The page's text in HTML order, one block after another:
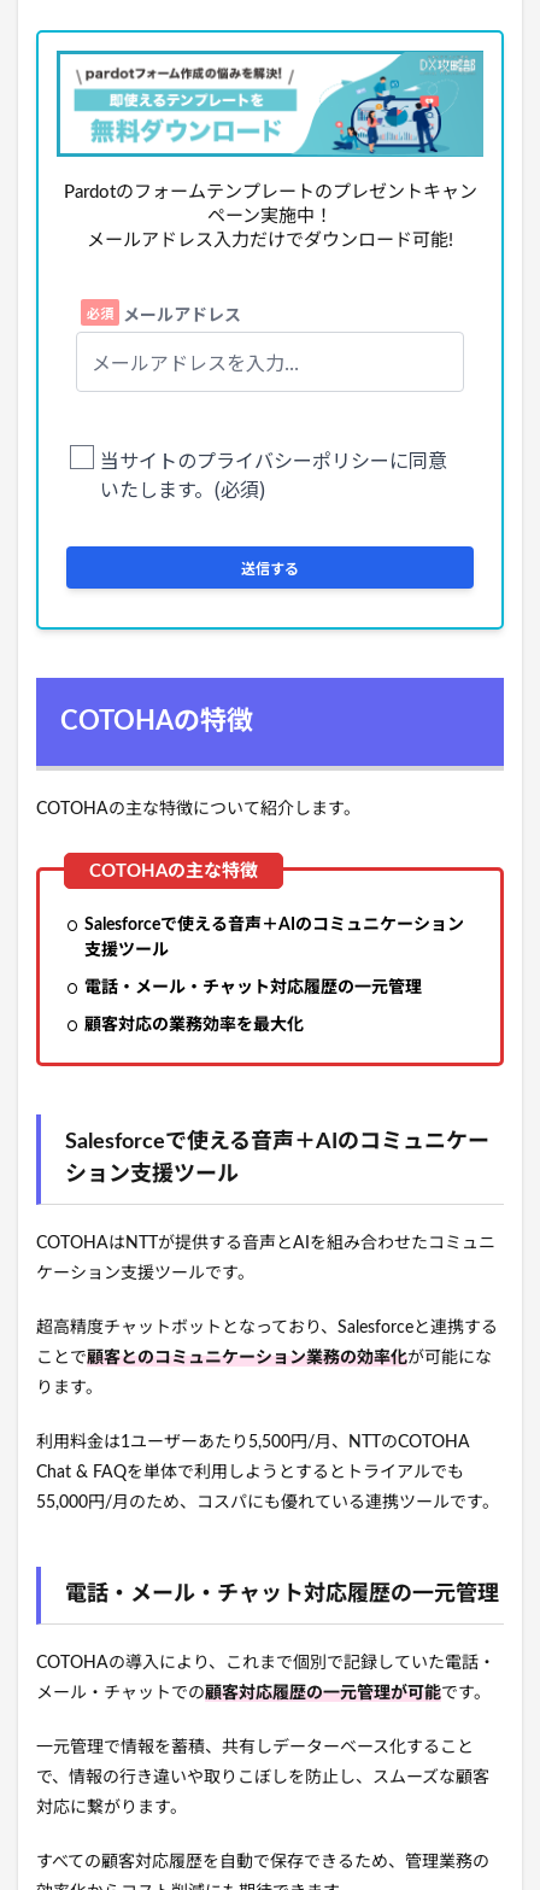
Pardotのフォームテンプレートのプレゼントキャン
ペーン実施中！
メールアドレス入力だけでダウンロード可能!
COTOHAの特徴
COTOHAの主な特徴について紹介します。
Salesforceで使える音声＋AIのコミュニケーション
支援ツール
電話・メール・チャット対応履歴の一元管理
顧客対応の業務効率を最大化
Salesforceで使える音声＋AIのコミュニケー
ション支援ツール
COTOHAはNTTが提供する音声とAIを組み合わせたコミュニ
ケーション支援ツールです。
超高精度チャットボットとなっており、Salesforceと連携する
ことで顧客とのコミュニケーション業務の効率化が可能にな
ります。
利用料金は1ユーザーあたり5,500円/月、NTTのCOTOHA
Chat & FAQを単体で利用しようとするとトライアルでも
55,000円/月のため、コスパにも優れている連携ツールです。
電話・メール・チャット対応履歴の一元管理
COTOHAの導入により、これまで個別で記録していた電話・
メール・チャットでの顧客対応履歴の一元管理が可能です。
一元管理で情報を蓄積、共有しデーターベース化すること
で、情報の行き違いや取りこぼしを防止し、スムーズな顧客
対応に繋がります。
すべての顧客対応履歴を自動で保存できるため、管理業務の